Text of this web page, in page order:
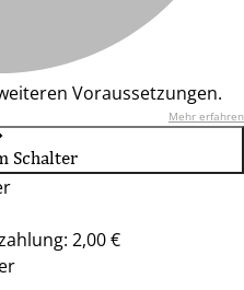
Voraussetzungen.
Mehr erfahren
Schalter
2,00 €